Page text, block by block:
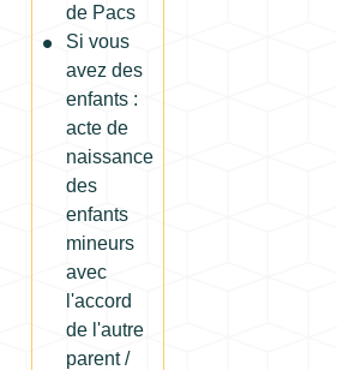
de Pacs
Si vous
avez des
enfants :
acte de
naissance
des
enfants
mineurs
avec
l'accord
de l'autre
parent /